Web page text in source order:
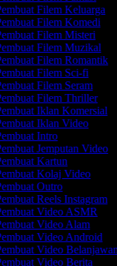
Filem Keluarga
Filem Komedi
Filem Misteri
Filem Muzikal
Filem Romantik
Filem Sci-fi
Filem Seram
Filem Thriller
Iklan Komersial
Iklan Video
Intro
Jemputan Video
Kartun
Kolaj Video
Outro
Reels Instagram
Video ASMR
Video Alam
Video Android
Video Belanjawan
Video Berita